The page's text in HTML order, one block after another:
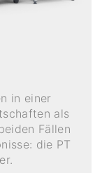
in einer
als
Fällen
die PT